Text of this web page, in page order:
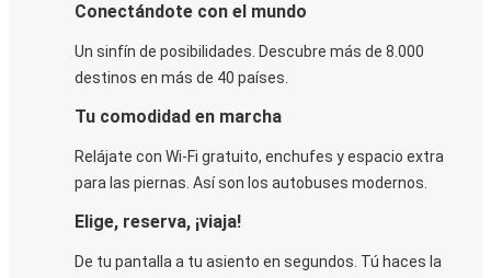
Conectándote con el mundo
Un sinfín de posibilidades. Descubre más de 8.000
destinos en más de 40 países.
Tu comodidad en marcha
Relájate con Wi-Fi gratuito, enchufes y espacio extra
para las piernas. Así son los autobuses modernos.
Elige, reserva, ¡viaja!
De tu pantalla a tu asiento en segundos. Tú haces la